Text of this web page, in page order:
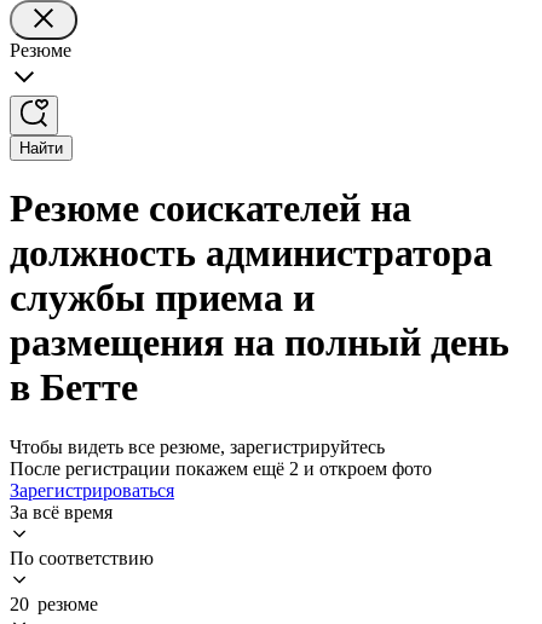
Резюме
Найти
Резюме соискателей на
должность администратора
службы приема и
размещения на полный день
в Бетте
Чтобы видеть все резюме, зарегистрируйтесь
После регистрации покажем ещё 2 и откроем фото
Зарегистрироваться
За всё время
По соответствию
20 резюме